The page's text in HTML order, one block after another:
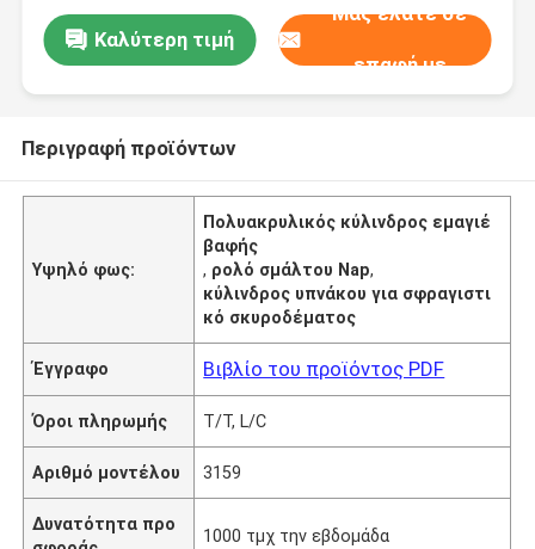
Καλύτερη τιμή
Μας ελάτε σε
επαφή με
Περιγραφή προϊόντων
Υψηλό φως:
Πολυακρυλικός κύλινδρος εμαγιέ
βαφής
, ρολό σμάλτου Nap,
κύλινδρος υπνάκου για σφραγιστι
κό σκυροδέματος
Έγγραφο Βιβλίο του προϊόντος PDF
Όροι πληρωμής T/T, L/C
Αριθμό μοντέλου 3159
Δυνατότητα προ
1000 τμχ την εβδομάδα